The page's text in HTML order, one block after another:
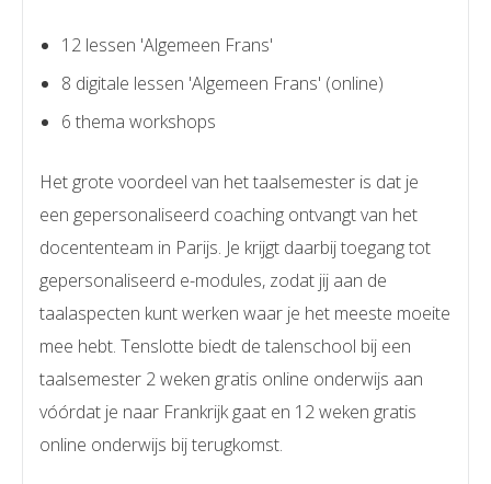
12 lessen 'Algemeen Frans'
8 digitale lessen 'Algemeen Frans' (online)
6 thema workshops
Het grote voordeel van het taalsemester is dat je
een gepersonaliseerd coaching ontvangt van het
docententeam in Parijs. Je krijgt daarbij toegang tot
gepersonaliseerd e-modules, zodat jij aan de
taalaspecten kunt werken waar je het meeste moeite
mee hebt. Tenslotte biedt de talenschool bij een
taalsemester 2 weken gratis online onderwijs aan
vóórdat je naar Frankrijk gaat en 12 weken gratis
online onderwijs bij terugkomst.